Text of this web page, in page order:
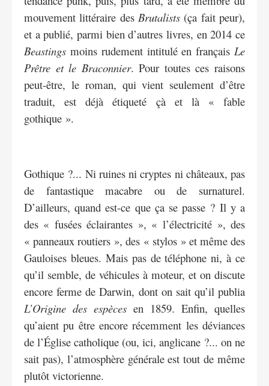
mouvement littéraire des Brutalists (ça fait peur),
et a publié, parmi bien d’autres livres, en 2014 ce
Beastings moins rudement intitulé en français Le
Prêtre et le Braconnier. Pour toutes ces raisons
peut-être, le roman, qui vient seulement d’être
traduit, est déjà étiqueté çà et là « fable
gothique ».
Gothique ?... Ni ruines ni cryptes ni châteaux, pas
de fantastique macabre ou de surnaturel.
D’ailleurs, quand est-ce que ça se passe ? Il y a
des « fusées éclairantes », « l’électricité », des
« panneaux routiers », des « stylos » et même des
Gauloises bleues. Mais pas de téléphone ni, à ce
qu’il semble, de véhicules à moteur, et on discute
encore ferme de Darwin, dont on sait qu’il publia
L’Origine des espèces en 1859. Enfin, quelles
qu’aient pu être encore récemment les déviances
de l’Église catholique (ou, ici, anglicane ?... on ne
sait pas), l’atmosphère générale est tout de même
plutôt victorienne.